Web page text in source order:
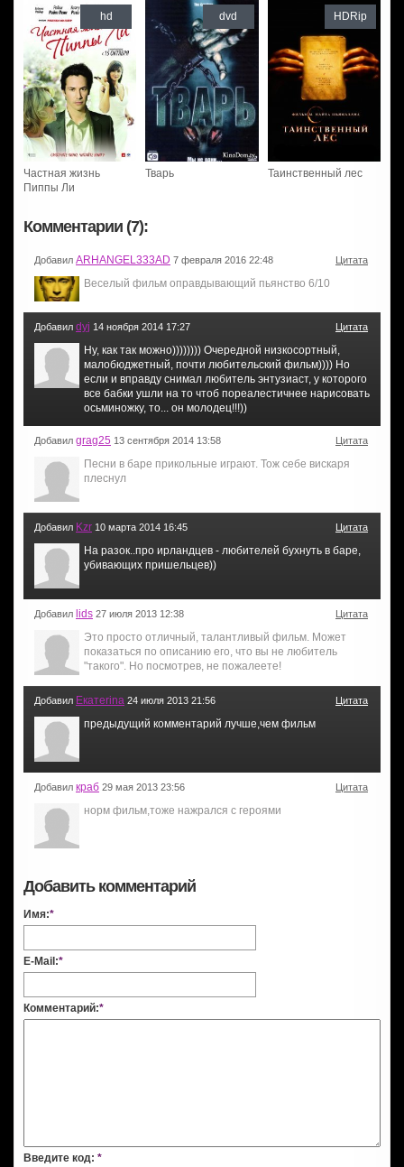
Частная жизнь
Пиппы Ли
hd
Тварь
dvd
Таинственный лес
HDRip
Комментарии (7):
Добавил ARHANGEL333AD 7 февраля 2016 22:48 Цитата
Веселый фильм оправдывающий пьянство 6/10
Добавил dyj 14 ноября 2014 17:27 Цитата
Ну, как так можно)))))))) Очередной низкосортный,
малобюджетный, почти любительский фильм)))) Но
если и вправду снимал любитель энтузиаст, у которого
все бабки ушли на то чтоб пореалестичнее нарисовать
осьминожку, то... он молодец!!!))
Добавил grag25 13 сентября 2014 13:58 Цитата
Песни в баре прикольные играют. Тож себе вискаря
плеснул
Добавил Kzr 10 марта 2014 16:45 Цитата
На разок..про ирландцев - любителей бухнуть в баре,
убивающих пришельцев))
Добавил lids 27 июля 2013 12:38 Цитата
Это просто отличный, талантливый фильм. Может
показаться по описанию его, что вы не любитель
"такого". Но посмотрев, не пожалеете!
Добавил Екатеrina 24 июля 2013 21:56 Цитата
предыдущий комментарий лучше,чем фильм
Добавил краб 29 мая 2013 23:56 Цитата
норм фильм,тоже нажрался с героями
Добавить комментарий
Имя:*
E-Mail:*
Комментарий:*
Введите код: *